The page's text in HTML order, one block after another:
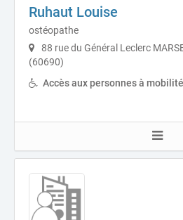
Ruhaut Louise
ostéopathe
88 rue du Général Leclerc
(60690)
Accès aux personnes à